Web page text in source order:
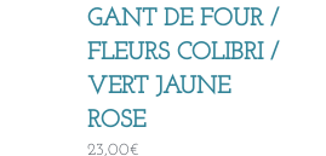
GANT DE FOUR /
FLEURS COLIBRI /
VERT JAUNE
ROSE
23,00€